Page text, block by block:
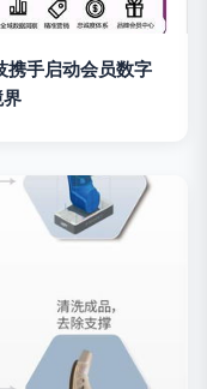
携手启动会员数字